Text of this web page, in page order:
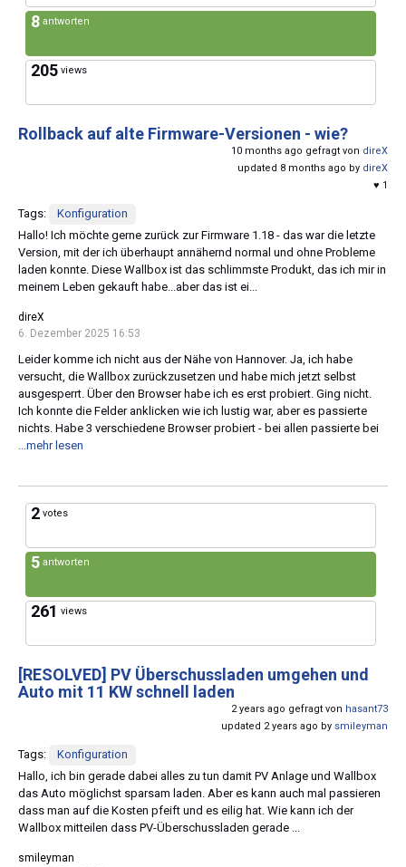
8 antworten
205 views
Rollback auf alte Firmware-Versionen - wie?
10 months ago gefragt von direX
updated 8 months ago by direX
♥ 1
Tags:
Konfiguration
Hallo! Ich möchte gerne zurück zur Firmware 1.18 - das war die letzte
Version, mit der ich überhaupt annähernd normal und ohne Probleme
laden konnte. Diese Wallbox ist das schlimmste Produkt, das ich mir in
meinem Leben gekauft habe...aber das ist ei...
direX
6. Dezember 2025 16:53
Leider komme ich nicht aus der Nähe von Hannover. Ja, ich habe
versucht, die Wallbox zurückzusetzen und habe mich jetzt selbst
ausgesperrt. Über den Browser habe ich es erst probiert. Ging nicht.
Ich konnte die Felder anklicken wie ich lustig war, aber es passierte
nichts. Habe 3 verschiedene Browser probiert - bei allen passierte bei
...mehr lesen
2 votes
5 antworten
261 views
[RESOLVED] PV Überschussladen umgehen und
Auto mit 11 KW schnell laden
2 years ago gefragt von hasant73
updated 2 years ago by smileyman
Tags:
Konfiguration
Hallo, ich bin gerade dabei alles zu tun damit PV Anlage und Wallbox
das Auto möglichst sparsam laden. Aber es kann auch mal passieren
dass man auf die Kosten pfeift und es eilig hat. Wie kann ich der
Wallbox mitteilen dass PV-Überschussladen gerade ...
smileyman